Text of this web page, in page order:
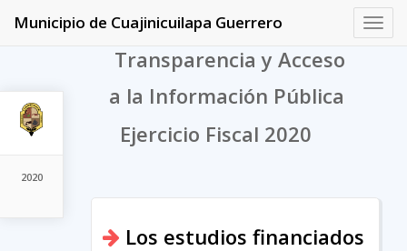
2020
Municipio de Cuajinicuilapa Guerrero
Transparencia y Acceso
a la Información Pública
Ejercicio Fiscal 2020
Los estudios financiados